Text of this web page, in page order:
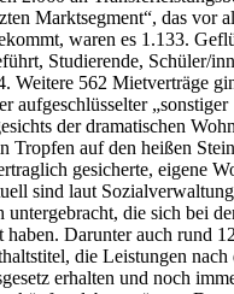
Marktsegment“, das vor
waren es 1.133.
Studierende, Schüler/
Weitere 562 Mietverträge
aufgeschlüsselter „sonstiger
der dramatischen
Tropfen auf den heißen
gesicherte, eigene
sind laut
untergebracht, die sich bei
haben. Darunter auch rund
die Leistungen nach
erhalten und noch